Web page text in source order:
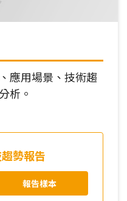
應用場景、技術趨
析。
勢報告
報告樣本